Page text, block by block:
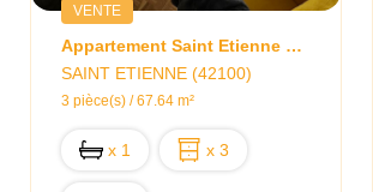
VENTE
Appartement Saint Etienne 3 Pièce(s)
SAINT ETIENNE (42100)
3 pièce(s) / 67.64 m²
x 1 x 3